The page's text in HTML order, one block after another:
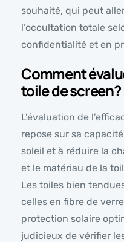
souhaité, qui peut
l’occultation totale
confidentialité et en
Comment
toile de screen?
L’évaluation de
repose sur sa
soleil et à réduire la
et le matériau de la
Les toiles bien
celles en fibre de
protection solaire
judicieux de vérifier